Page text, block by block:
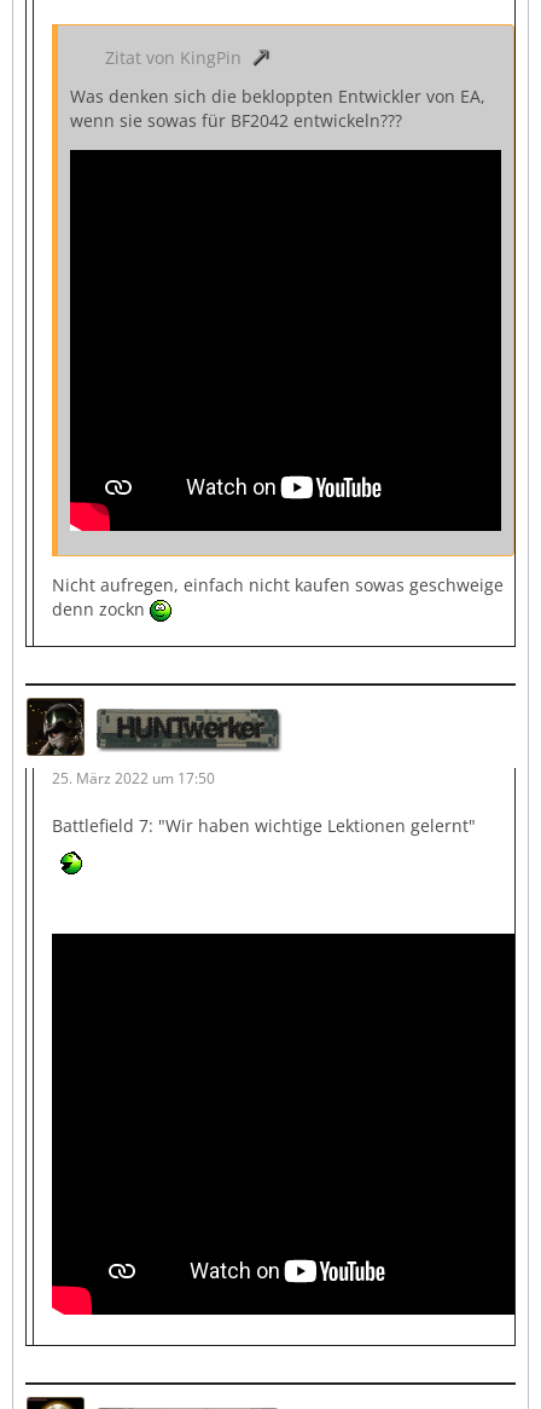
Zitat von KingPin
Was denken sich die bekloppten Entwickler von EA,
wenn sie sowas für BF2042 entwickeln???
Nicht aufregen, einfach nicht kaufen sowas geschweige
denn zockn
HUNTwerker
25. März 2022 um 17:50
Battlefield 7: "Wir haben wichtige Lektionen gelernt"